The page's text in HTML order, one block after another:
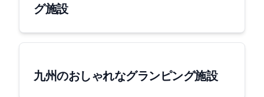
グ施設
九州のおしゃれなグランピング施設